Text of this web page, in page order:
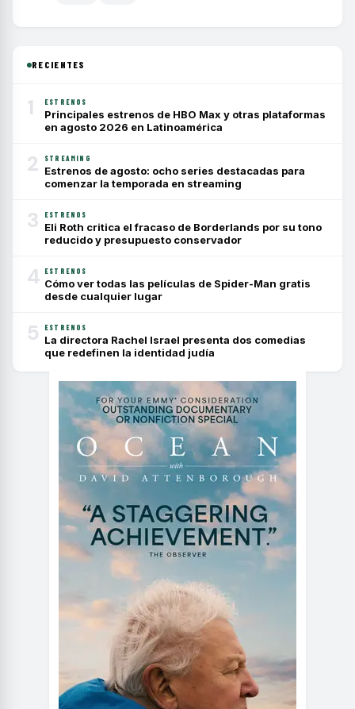
RECIENTES
1 ESTRENOS
Principales estrenos de HBO Max y otras plataformas
en agosto 2026 en Latinoamérica
2 STREAMING
Estrenos de agosto: ocho series destacadas para
comenzar la temporada en streaming
3 ESTRENOS
Eli Roth critica el fracaso de Borderlands por su tono
reducido y presupuesto conservador
4 ESTRENOS
Cómo ver todas las películas de Spider-Man gratis
desde cualquier lugar
5 ESTRENOS
La directora Rachel Israel presenta dos comedias
que redefinen la identidad judía